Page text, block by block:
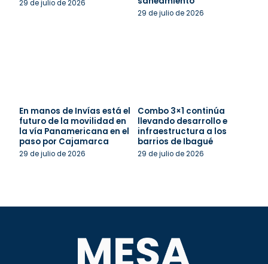
29 de julio de 2026
29 de julio de 2026
En manos de Invías está el
futuro de la movilidad en
la vía Panamericana en el
paso por Cajamarca
29 de julio de 2026
Combo 3×1 continúa
llevando desarrollo e
infraestructura a los
barrios de Ibagué
29 de julio de 2026